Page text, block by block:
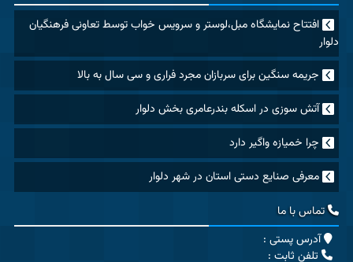
افتتاح نمایشگاه مبل،لوستر و سرویس خواب توسط تعاونی فرهنگیان
دلوار
جریمه سنگین برای سربازان مجرد فراری و سی سال به بالا
آتش سوزی در اسکله بندرعامری بخش دلوار
چرا خمیازه واگیر دارد
معرفی صنایع دستی استان در شهر دلوار
تماس با ما
آدرس پستی :
تلفن ثابت :